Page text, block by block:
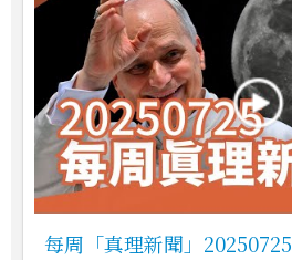
每周「真理新聞」20250725